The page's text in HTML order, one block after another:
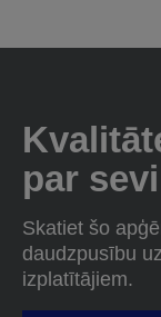
par sevi
Skatiet šo
daudzpusību
izplatītājiem.